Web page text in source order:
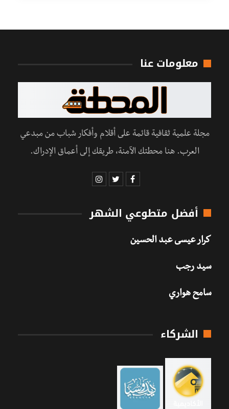
معلومات عنا
مجلة علمية ثقافية قائمة على أقلام وأفكار شباب من مبدعي
العرب. هنا محطتك الآمنة، طريقك إلى أعماق الإدراك.
أفضل متطوعي الشهر
كرار عيسى عبد الحسين
سيد رجب
سامح هواري
الشركاء